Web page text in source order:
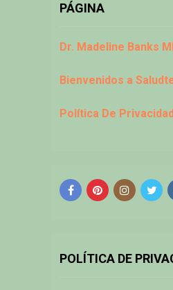
PÁGINA
Dr. Madeline Banks
Bienvenidos a
Política De Privacidad
POLÍTICA DE